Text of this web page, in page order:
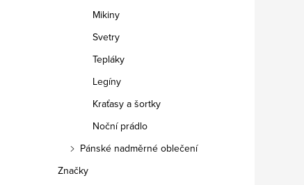
Mikiny
Svetry
Tepláky
Legíny
Kraťasy a šortky
Noční prádlo
Pánské nadměrné oblečení
Značky